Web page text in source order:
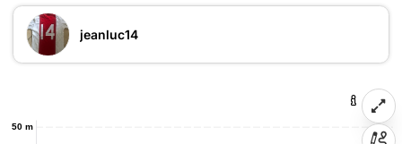
jeanluc14
50 m